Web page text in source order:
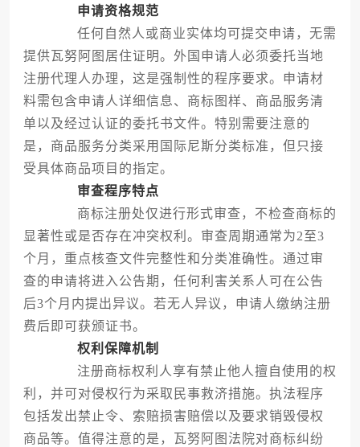
申请资格规范
任何自然人或商业实体均可提交申请，无需
提供瓦努阿图居住证明。外国申请人必须委托当地
注册代理人办理，这是强制性的程序要求。申请材
料需包含申请人详细信息、商标图样、商品服务清
单以及经过认证的委托书文件。特别需要注意的
是，商品服务分类采用国际尼斯分类标准，但只接
受具体商品项目的指定。
审查程序特点
商标注册处仅进行形式审查，不检查商标的
显著性或是否存在冲突权利。审查周期通常为2至3
个月，重点核查文件完整性和分类准确性。通过审
查的申请将进入公告期，任何利害关系人可在公告
后3个月内提出异议。若无人异议，申请人缴纳注册
费后即可获颁证书。
权利保障机制
注册商标权利人享有禁止他人擅自使用的权
利，并可对侵权行为采取民事救济措施。执法程序
包括发出禁止令、索赔损害赔偿以及要求销毁侵权
商品等。值得注意的是，瓦努阿图法院对商标纠纷